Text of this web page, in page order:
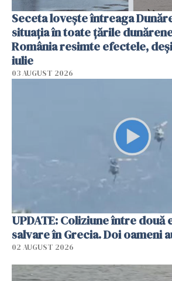
Seceta lovește întreaga
situația în toate țările
România resimte efectele,
iulie
03 AUGUST 2026
UPDATE: Coliziune între
salvare în Grecia. Doi oameni
02 AUGUST 2026